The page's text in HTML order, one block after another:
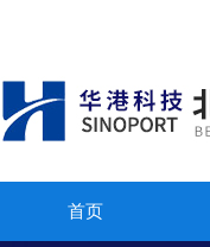
首页